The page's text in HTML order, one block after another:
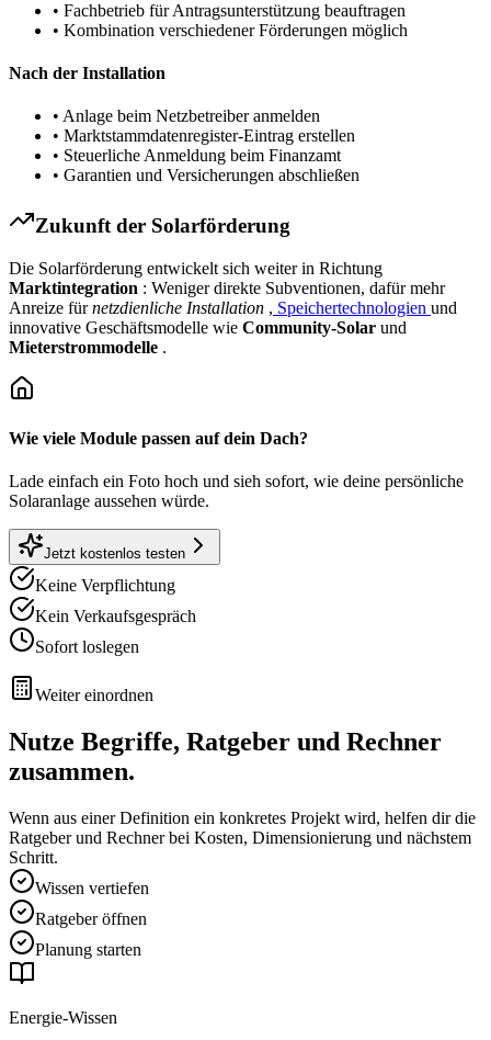
• Fachbetrieb für Antragsunterstützung beauftragen
• Kombination verschiedener Förderungen möglich
Nach der Installation
• Anlage beim Netzbetreiber anmelden
• Marktstammdatenregister-Eintrag erstellen
• Steuerliche Anmeldung beim Finanzamt
• Garantien und Versicherungen abschließen
Zukunft der Solarförderung
Die Solarförderung entwickelt sich weiter in Richtung
Marktintegration : Weniger direkte Subventionen, dafür mehr
Anreize fürnetzdienliche Installation , Speichertechnologien und
innovative Geschäftsmodelle wie Community-Solar und
Mieterstrommodelle .
Wie viele Module passen auf dein Dach?
Lade einfach ein Foto hoch und sieh sofort, wie deine persönliche
Solaranlage aussehen würde.
Jetzt kostenlos testen
Keine Verpflichtung
Kein Verkaufsgespräch
Sofort loslegen
Weiter einordnen
Nutze Begriffe, Ratgeber und Rechner
zusammen.
Wenn aus einer Definition ein konkretes Projekt wird, helfen dir die
Ratgeber und Rechner bei Kosten, Dimensionierung und nächstem
Schritt.
Wissen vertiefen
Ratgeber öffnen
Planung starten
Energie-Wissen